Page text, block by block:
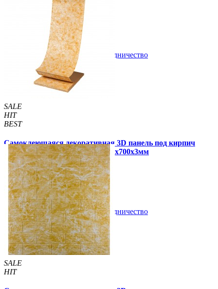
2 800 грн./шт
Купить В закладки Сотрудничество
SALE
HIT
BEST
Самоклеющаяся декоративная 3D панель под кирпич
бежевый мрамор в рулоне 3080x700x3мм
289 грн./шт 450 грн./шт
Купить В закладки Сотрудничество
SALE
HIT